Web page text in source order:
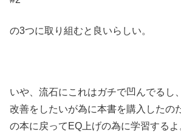
の3つに取り組むと良いらしい。
いや、流石にこれはガチで凹んでるし
改善をしたいが為に本書を購入したの
の本に戻ってEQ上げの為に学習するよ